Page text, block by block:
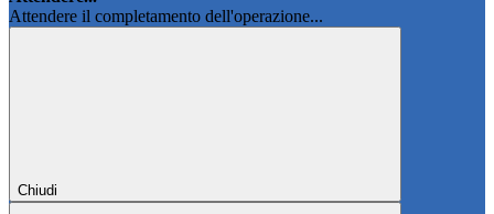
Attendere il completamento dell'operazione...
Chiudi